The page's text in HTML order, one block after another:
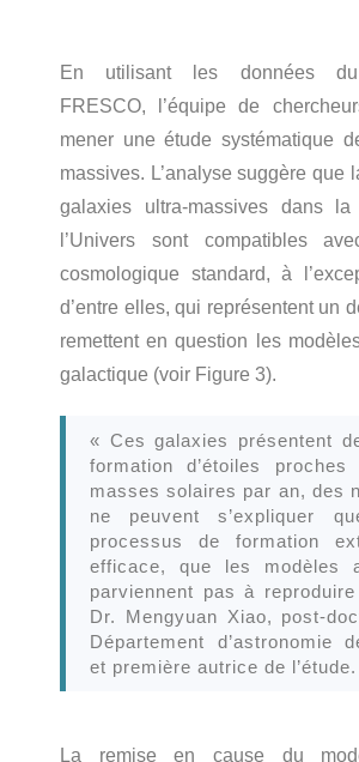
En utilisant les données du
FRESCO, l’équipe de
mener une étude systématique
massives. L’analyse suggère que
galaxies ultra-massives dans
l’Univers sont compatibles
cosmologique standard, à
d’entre elles, qui représentent un
remettent en question les
galactique (voir Figure 3).
« Ces galaxies présentent
formation d’étoiles
masses solaires par an, des
ne peuvent s’expliquer
processus de formation
efficace, que les modèles
parviennent pas à
Dr. Mengyuan Xiao, post-
Département d’astronomie
et première autrice de l’étude.
La remise en cause du